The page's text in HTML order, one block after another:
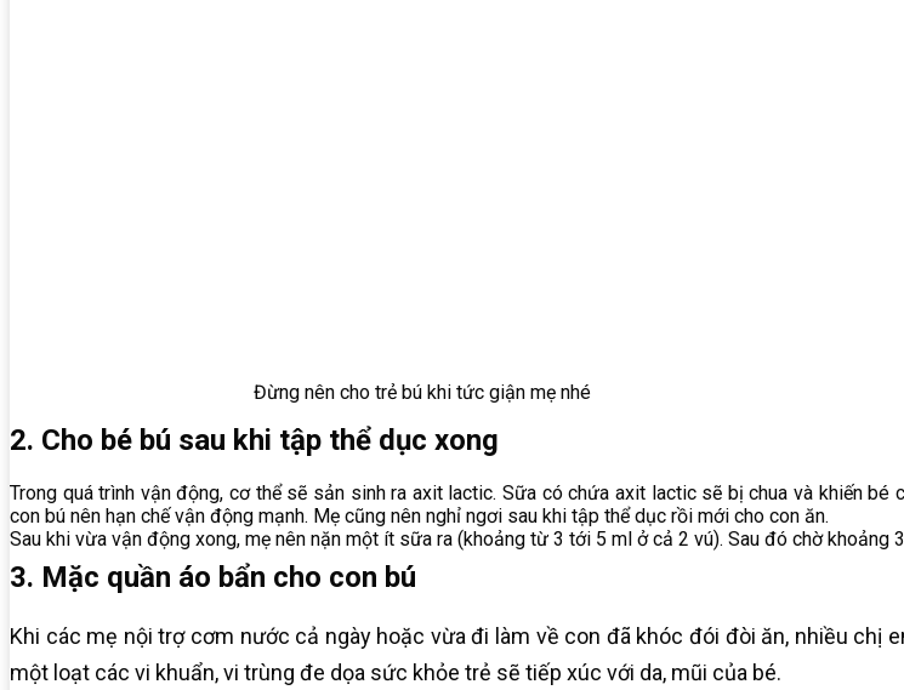
Đừng nên cho trẻ bú khi tức giận mẹ nhé
2. Cho bé bú sau khi tập thể dục xong
Trong quá trình vận động, cơ thể sẽ sản sinh ra axit lactic. Sữa có chứa axit lactic sẽ bị chua và khiến
con bú nên hạn chế vận động mạnh. Mẹ cũng nên nghỉ ngơi sau khi tập thể dục rồi mới cho con ăn.
Sau khi vừa vận động xong, mẹ nên nặn một ít sữa ra (khoảng từ 3 tới 5 ml ở cả 2 vú). Sau đó chờ
3. Mặc quần áo bẩn cho con bú
Khi các mẹ nội trợ cơm nước cả ngày hoặc vừa đi làm về con đã khóc đói đòi ăn, nhiều chị
một loạt các vi khuẩn, vi trùng đe dọa sức khỏe trẻ sẽ tiếp xúc với da, mũi của bé.